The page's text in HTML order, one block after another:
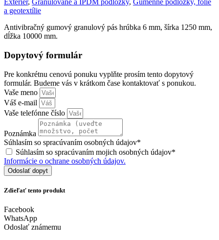
Exteriér, Granulované a IPDM podložky, Gumenné podložky, fólie
a geotextílie
Antivibračný gumový granulový pás hrúbka 6 mm, šírka 1250 mm,
dĺžka 10000 mm.
Dopytový formulár
Pre konkrétnu cenovú ponuku vyplňte prosím tento dopytový
formulár. Budeme vás v krátkom čase kontaktovať s ponukou.
Vaše meno
Váš e-mail
Vaše telefónne číslo
Poznámka
Súhlasím so spracúvaním osobných údajov*
Súhlasím so spracúvaním mojich osobných údajov*
Informácie o ochrane osobných údajov.
Odoslať dopyt
Zdieľať tento produkt
Facebook
WhatsApp
Odoslať známemu